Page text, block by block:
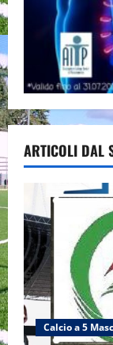
ARTICOLI DAL
Calcio a 5